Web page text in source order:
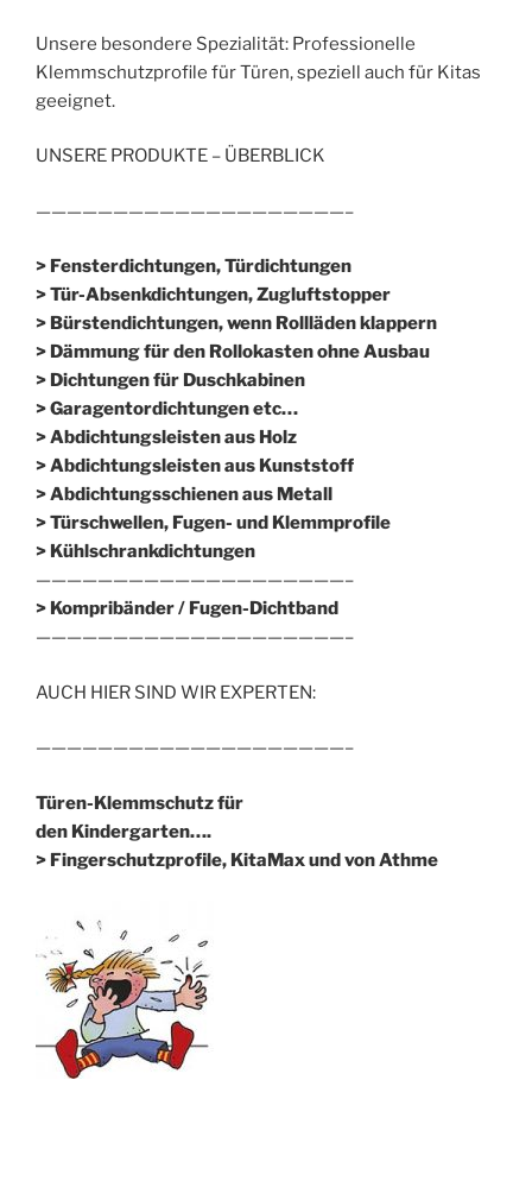
Unsere besondere Spezialität: Professionelle
Klemmschutzprofile für Türen, speziell auch für Kitas
geeignet.
UNSERE PRODUKTE – ÜBERBLICK
————————————————————–
> Fensterdichtungen, Türdichtungen
> Tür-Absenkdichtungen, Zugluftstopper
> Bürstendichtungen, wenn Rollläden klappern
> Dämmung für den Rollokasten ohne Ausbau
> Dichtungen für Duschkabinen
> Garagentordichtungen etc…
> Abdichtungsleisten aus Holz
> Abdichtungsleisten aus Kunststoff
> Abdichtungsschienen aus Metall
> Türschwellen, Fugen- und Klemmprofile
> Kühlschrankdichtungen
————————————————————–
> Kompribänder / Fugen-Dichtband
————————————————————–
AUCH HIER SIND WIR EXPERTEN:
————————————————————–
Türen-Klemmschutz für
den Kindergarten….
> Fingerschutzprofile, KitaMax und von Athme